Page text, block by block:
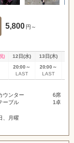
5,800 円～
) 12日(水) 13日(木)
20:00～
LAST
20:00～
LAST
ウンター
6席
ーブル
1卓
、月曜